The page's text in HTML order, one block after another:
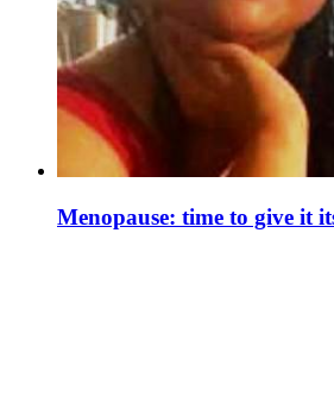
Menopause: time to give it